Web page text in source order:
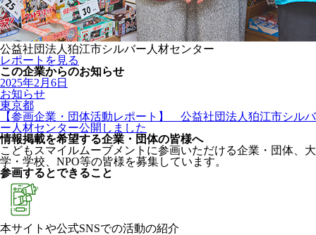
公益社団法人狛江市シルバー人材センター
レポートを見る
この企業からのお知らせ
2025年2月6日
お知らせ
東京都
【参画企業・団体活動レポート】 公益社団法人狛江市シルバ
ー人材センター公開しました
情報掲載を希望する企業・団体の皆様へ
こどもスマイルムーブメントに参画いただける企業・団体、大
学・学校、NPO等の皆様を募集しています。
参画するとできること
本サイトや公式SNSでの活動の紹介